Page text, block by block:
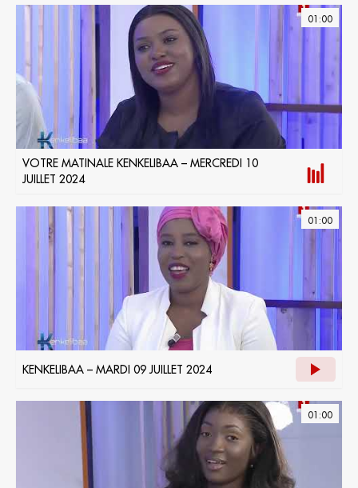
01:00
VOTRE MATINALE KENKELIBAA – MERCREDI 10
JUILLET 2024
01:00
KENKELIBAA – MARDI 09 JUILLET 2024
01:00